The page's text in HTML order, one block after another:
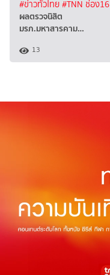
#ข่าวทั่วไทย#TNN ช่อง16
ผลตรวจนิสิต
มรภ.มหาสารคาม…
13